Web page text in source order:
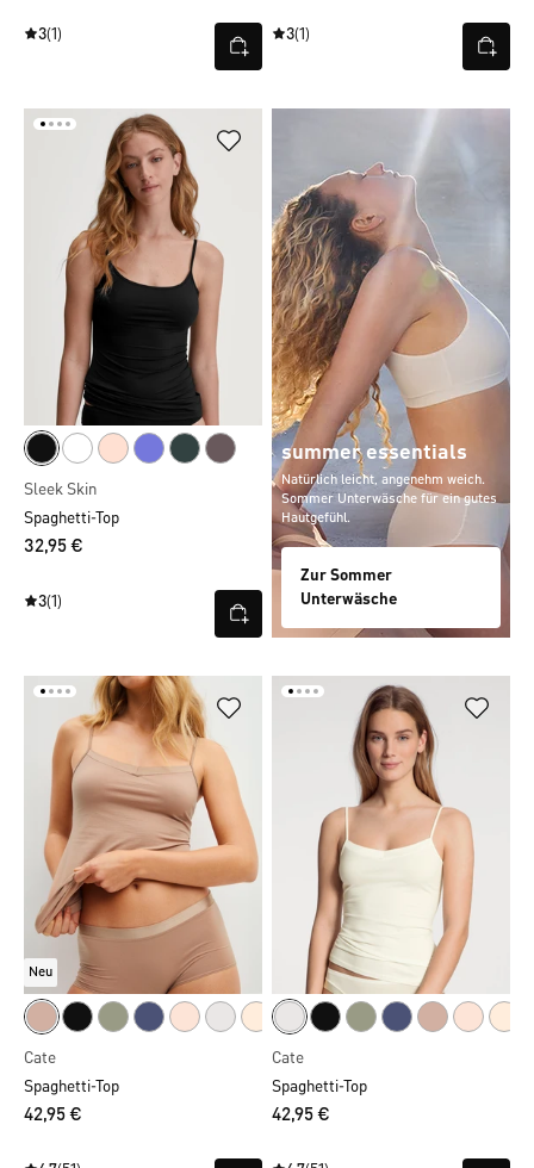
3(1) 3(1)
Sleek Skin
Spaghetti-Top
32,95 €
3(1)
summer essentials
Natürlich leicht, angenehm weich.
Sommer Unterwäsche für ein gutes
Hautgefühl.
Zur Sommer
Unterwäsche
Neu
Cate
Spaghetti-Top
42,95 €
Cate
Spaghetti-Top
42,95 €